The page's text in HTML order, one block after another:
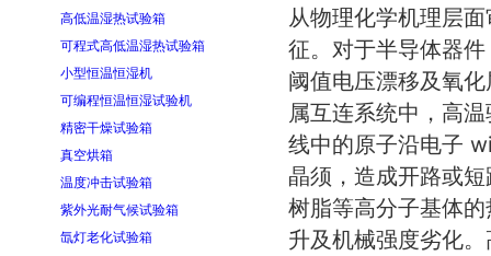
高低温湿热试验箱
可程式高低温湿热试验箱
小型恒温恒湿机
可编程恒温恒湿试验机
精密干燥试验箱
真空烘箱
温度冲击试验箱
紫外光耐气候试验箱
氙灯老化试验箱
从物理化学机理层
征。对于半导体器
阈值电压漂移及氧
属互连系统中，高
线中的原子沿电子
晶须，造成开路或
树脂等高分子基体
升及机械强度劣化